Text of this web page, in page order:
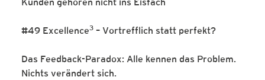
Kunden gehören nicht ins Eisfach
#49 Excellence3 – Vortrefflich statt perfekt?
Das Feedback-Paradox: Alle kennen das Problem.
Nichts verändert sich.